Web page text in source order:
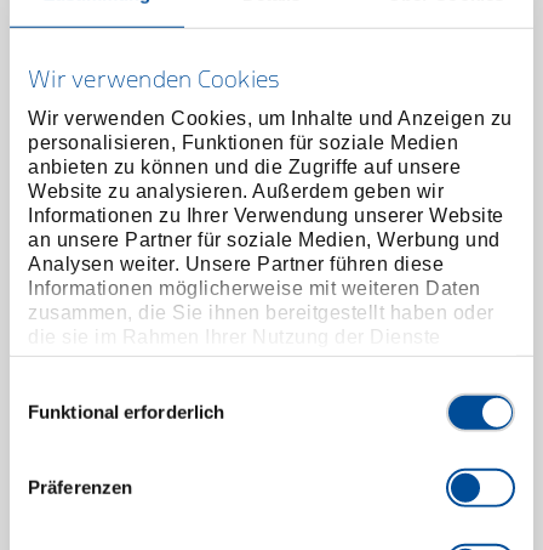
Wir verwenden Cookies
Wir verwenden Cookies, um Inhalte und Anzeigen zu
personalisieren, Funktionen für soziale Medien
anbieten zu können und die Zugriffe auf unsere
Website zu analysieren. Außerdem geben wir
Informationen zu Ihrer Verwendung unserer Website
an unsere Partner für soziale Medien, Werbung und
Analysen weiter. Unsere Partner führen diese
Informationen möglicherweise mit weiteren Daten
zusammen, die Sie ihnen bereitgestellt haben oder
die sie im Rahmen Ihrer Nutzung der Dienste
gesammelt haben. Unsere vollständige
Funktional erforderlich
Präferenzen
Spiralbohrersatz 25-teilig Ø 1-13mm 0.5-
Steigung
3301611 / R93500025
Preis auf Anfrage